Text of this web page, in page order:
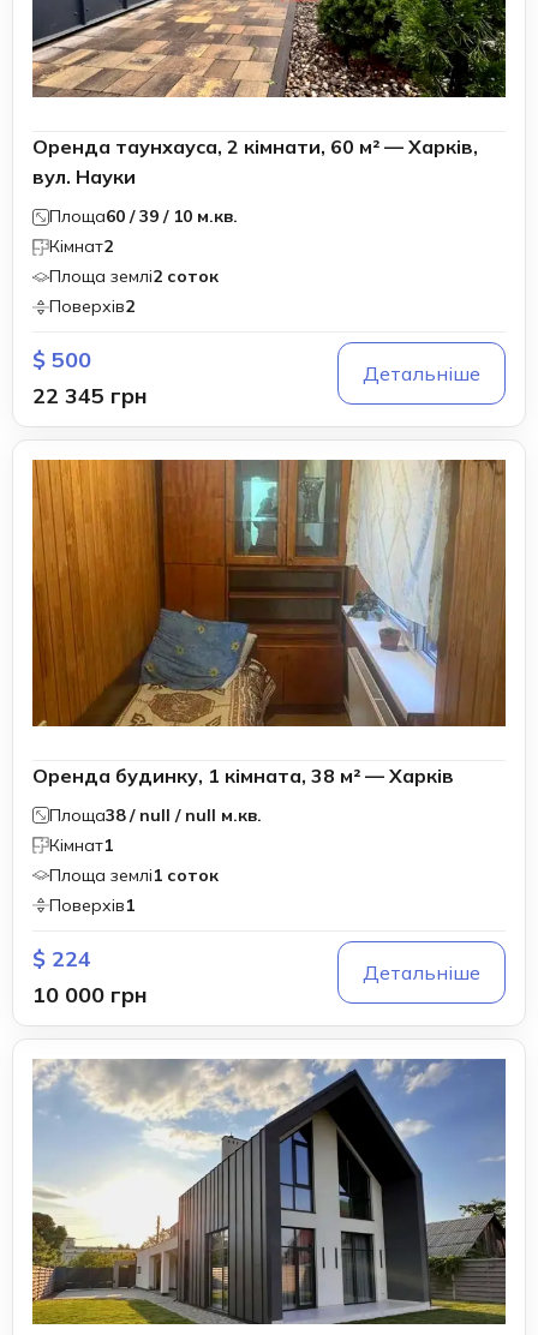
Оренда таунхауса, 2 кімнати, 60 м² — Харків,
вул. Науки
Площа60 / 39 / 10 м.кв.
Кімнат2
Площа землі2 соток
Поверхів2
$ 500
22 345 грн
Детальніше
Оренда будинку, 1 кімната, 38 м² — Харків
Площа38 / null / null м.кв.
Кімнат1
Площа землі1 соток
Поверхів1
$ 224
10 000 грн
Детальніше